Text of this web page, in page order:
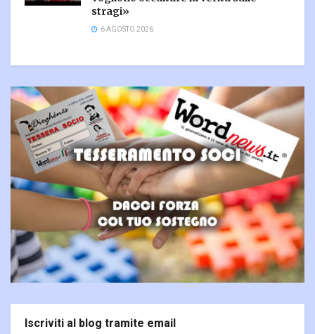
stragi»
6 AGOSTO 2026
Iscriviti al blog tramite email